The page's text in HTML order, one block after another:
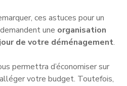
ces astuces pour un
une organisation
de votre déménagement.
permettra d’économiser sur
votre budget. Toutefois,